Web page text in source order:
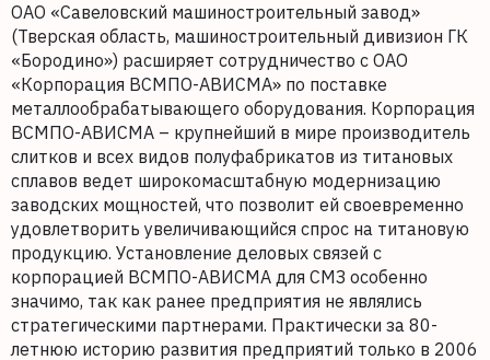
ОАО «Савеловский машиностроительный завод»
(Тверская область, машиностроительный дивизион ГК
«Бородино») расширяет сотрудничество с ОАО
«Корпорация ВСМПО-АВИСМА» по поставке
металлообрабатывающего оборудования. Корпорация
ВСМПО-АВИСМА – крупнейший в мире производитель
слитков и всех видов полуфабрикатов из титановых
сплавов ведет широкомасштабную модернизацию
заводских мощностей, что позволит ей своевременно
удовлетворить увеличивающийся спрос на титановую
продукцию. Установление деловых связей с
корпорацией ВСМПО-АВИСМА для СМЗ особенно
значимо, так как ранее предприятия не являлись
стратегическими партнерами. Практически за 80-
летнюю историю развития предприятий только в 2006